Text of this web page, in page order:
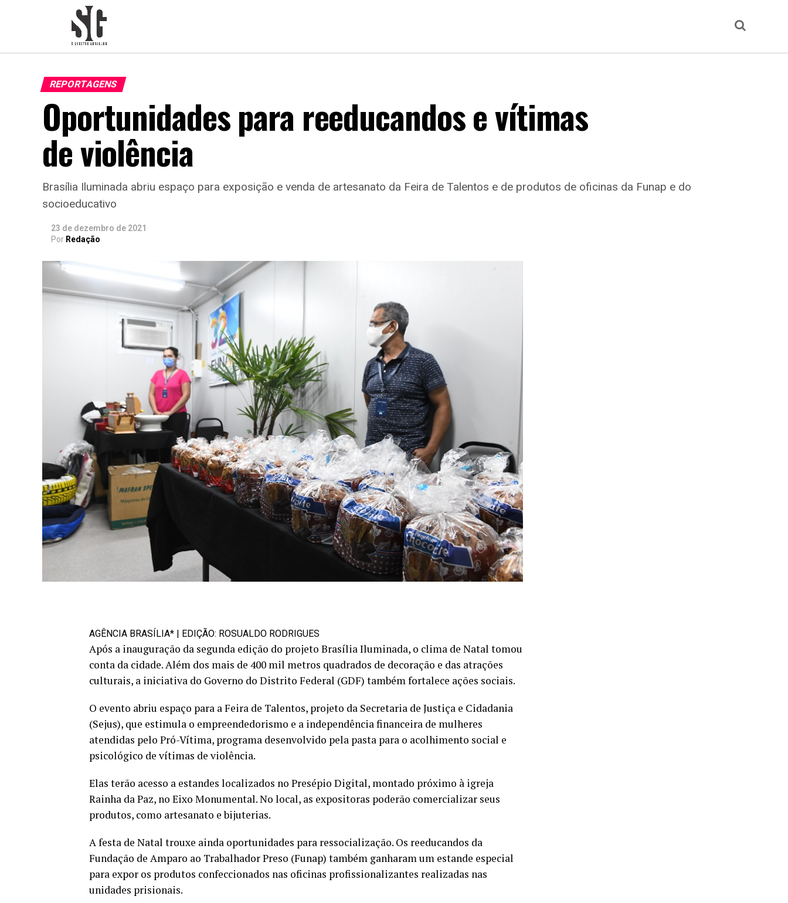
REPORTAGENS
Oportunidades para reeducandos e vítimas
de violência
Brasília Iluminada abriu espaço para exposição e venda de artesanato da Feira de Talentos e de produtos de oficinas da Funap e do
socioeducativo
23 de dezembro de 2021
Por Redação
AGÊNCIA BRASÍLIA* | EDIÇÃO: ROSUALDO RODRIGUES
Após a inauguração da segunda edição do projeto Brasília Iluminada, o clima de Natal tomou
conta da cidade. Além dos mais de 400 mil metros quadrados de decoração e das atrações
culturais, a iniciativa do Governo do Distrito Federal (GDF) também fortalece ações sociais.
O evento abriu espaço para a Feira de Talentos, projeto da Secretaria de Justiça e Cidadania
(Sejus), que estimula o empreendedorismo e a independência financeira de mulheres
atendidas pelo Pró-Vítima, programa desenvolvido pela pasta para o acolhimento social e
psicológico de vítimas de violência.
Elas terão acesso a estandes localizados no Presépio Digital, montado próximo à igreja
Rainha da Paz, no Eixo Monumental. No local, as expositoras poderão comercializar seus
produtos, como artesanato e bijuterias.
A festa de Natal trouxe ainda oportunidades para ressocialização. Os reeducandos da
Fundação de Amparo ao Trabalhador Preso (Funap) também ganharam um estande especial
para expor os produtos confeccionados nas oficinas profissionalizantes realizadas nas
unidades prisionais.